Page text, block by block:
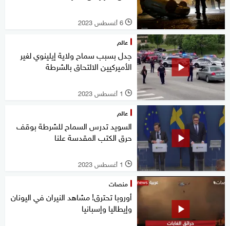
l 6 أغسطس 2023
عالم
جدل بسبب سماح ولاية إيلينوي لغير
الأميركيين الالتحاق بالشرطة
l 1 أغسطس 2023
عالم
السويد تدرس السماح للشرطة بوقف
حرق الكتب المقدسة علنا
l 1 أغسطس 2023
منصات
أوروبا تحترق! مشاهد النيران في اليونان
وإيطاليا وإسبانيا